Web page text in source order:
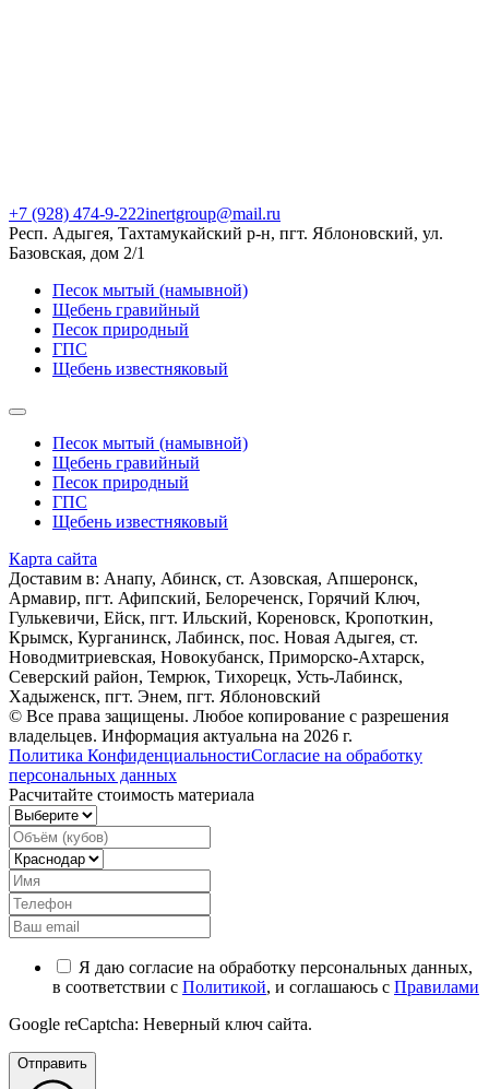
+7 (928) 474-9-222inertgroup@mail.ru
Респ. Адыгея, Тахтамукайский р-н, пгт. Яблоновский, ул.
Базовская, дом 2/1
Песок мытый (намывной)
Щебень гравийный
Песок природный
ГПС
Щебень известняковый
Песок мытый (намывной)
Щебень гравийный
Песок природный
ГПС
Щебень известняковый
Карта сайта
Доставим в: Анапy, Абинск, ст. Азовская, Апшеронск,
Армавир, пгт. Афипский, Белореченск, Горячий Ключ,
Гулькевичи, Ейск, пгт. Ильский, Кореновск, Кропоткин,
Крымск, Курганинск, Лабинск, пос. Новая Адыгея, ст.
Новодмитриевская, Новокубанск, Приморско-Ахтарск,
Северский район, Темрюк, Тихорецк, Усть-Лабинск,
Хадыженск, пгт. Энем, пгт. Яблоновский
© Все права защищены. Любое копирование с разрешения
владельцев. Информация актуальна на 2026 г.
Политика КонфиденциальностиСогласие на обработку
персональных данных
Расчитайте стоимость материала
Я даю согласие на обработку персональных данных,
в соответствии с Политикой, и соглашаюсь с Правилами
Google reCaptcha: Неверный ключ сайта.
Отправить